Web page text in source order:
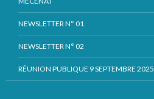
NEWSLETTER N° 01
NEWSLETTER N° 02
RÉUNION PUBLIQUE 9 SEPTEMBRE 2025